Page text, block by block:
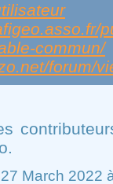
commun/
forum/
March 2022